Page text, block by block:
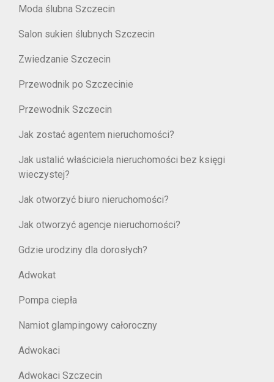
Moda ślubna Szczecin
Salon sukien ślubnych Szczecin
Zwiedzanie Szczecin
Przewodnik po Szczecinie
Przewodnik Szczecin
Jak zostać agentem nieruchomości?
Jak ustalić właściciela nieruchomości bez księgi
wieczystej?
Jak otworzyć biuro nieruchomości?
Jak otworzyć agencje nieruchomości?
Gdzie urodziny dla dorosłych?
Adwokat
Pompa ciepła
Namiot glampingowy całoroczny
Adwokaci
Adwokaci Szczecin